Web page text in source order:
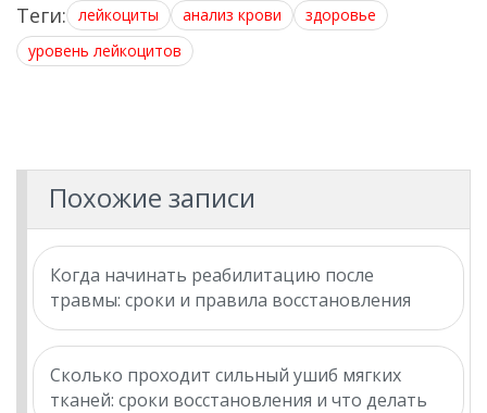
Теги: лейкоциты анализ крови
здоровье
уровень лейкоцитов
Похожие записи
Когда начинать реабилитацию после
травмы: сроки и правила восстановления
Сколько проходит сильный ушиб мягких
тканей: сроки восстановления и что делать